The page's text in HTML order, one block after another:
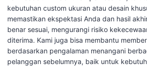
kebutuhan custom ukuran atau desain
memastikan ekspektasi Anda dan hasil
benar sesuai, mengurangi risiko
diterima. Kami juga bisa membantu
berdasarkan pengalaman menangani
pelanggan sebelumnya, baik untuk